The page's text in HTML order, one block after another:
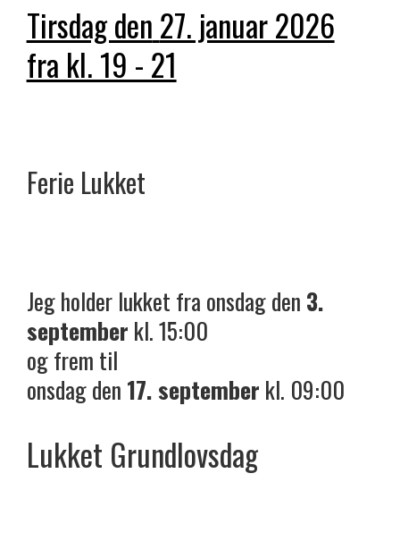
Tirsdag den27. januar 2026
fra kl. 19 - 21
Ferie Lukket
Jeg holder lukket fra onsdag den 3.
september kl. 15:00
og frem til
onsdag den 17. september kl. 09:00
Lukket Grundlovsdag